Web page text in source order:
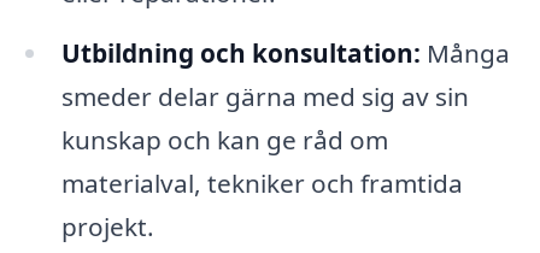
Utbildning och konsultation: Många
smeder delar gärna med sig av sin
kunskap och kan ge råd om
materialval, tekniker och framtida
projekt.